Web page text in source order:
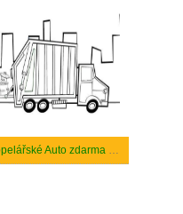
Popelářské Auto zdarma pro děti